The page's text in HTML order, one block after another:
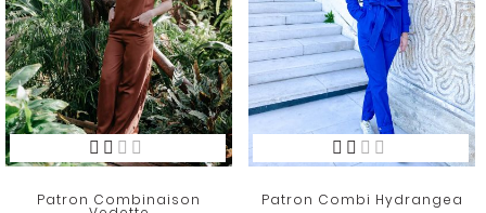
Patron Combinaison Patron Combi Hydrangea